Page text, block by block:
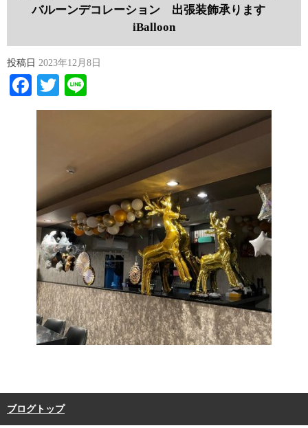
バルーンデコレーション 出張装飾承ります
iBalloon
投稿日 2023年12月8日
Facebook
Twitter
ブログトップ